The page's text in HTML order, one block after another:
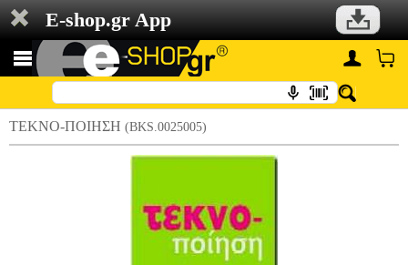
E-shop.gr App
ΤΕΚΝΟ-ΠΟΙΗΣΗ (BKS.0025005)